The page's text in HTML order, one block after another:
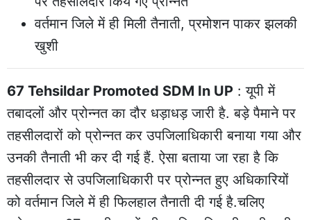
वर्तमान जिले में ही मिली तैनाती, प्रमोशन पाकर झलकी
खुशी
67 Tehsildar Promoted SDM In UP : यूपी में
तबादलों और प्रोन्नत का दौर धड़ाधड़ जारी है. बड़े पैमाने पर
तहसीलदारों को प्रोन्नत कर उपजिलाधिकारी बनाया गया और
उनकी तैनाती भी कर दी गई हैं. ऐसा बताया जा रहा है कि
तहसीलदार से उपजिलाधिकारी पर प्रोन्नत हुए अधिकारियों
को वर्तमान जिले में ही फिलहाल तैनाती दी गई है.चलिए